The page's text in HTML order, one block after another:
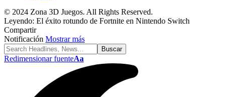
© 2024 Zona 3D Juegos. All Rights Reserved.
Leyendo: El éxito rotundo de Fortnite en Nintendo Switch
Compartir
Notificación Mostrar más
Redimensionar fuenteAa